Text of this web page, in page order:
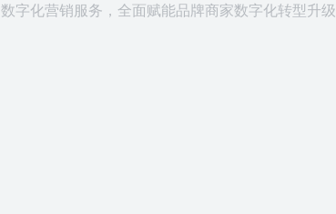
数字化营销服务，全面赋能品牌商家数字化转型升级